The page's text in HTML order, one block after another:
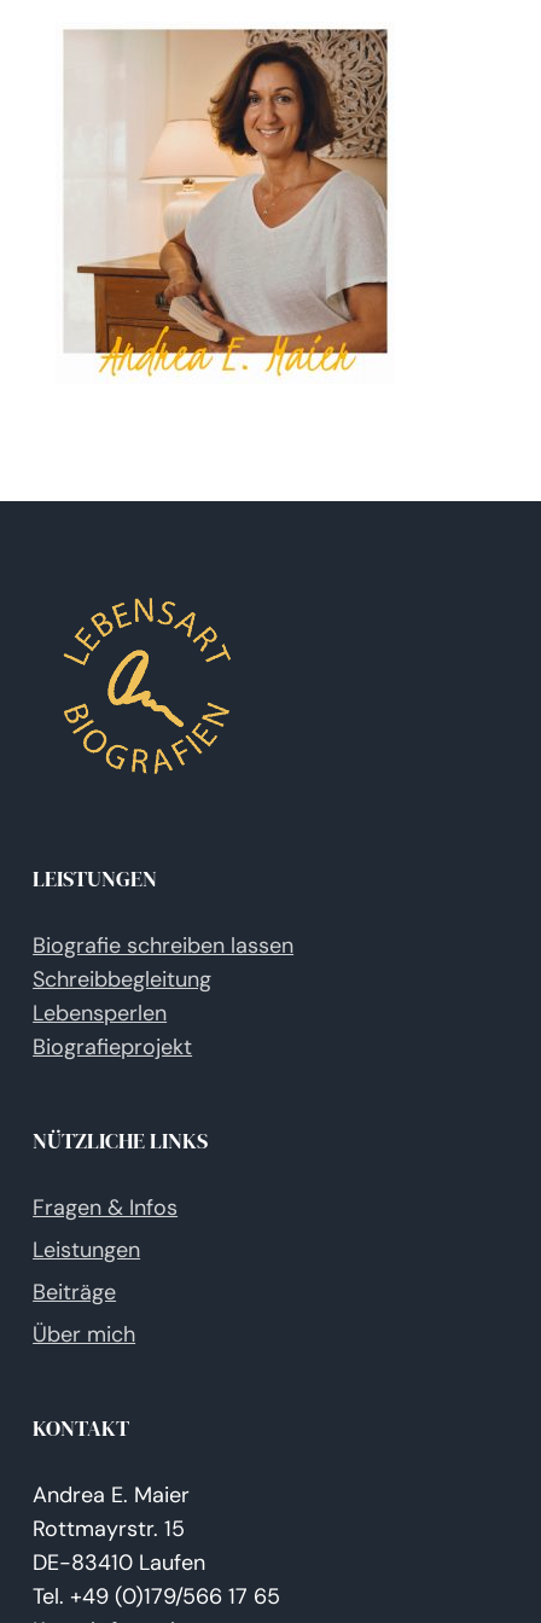
LEISTUNGEN
Biografie schreiben lassen
Schreibbegleitung
Lebensperlen
Biografieprojekt
NÜTZLICHE LINKS
Fragen & Infos
Leistungen
Beiträge
Über mich
KONTAKT
Andrea E. Maier
Rottmayrstr. 15
DE-83410 Laufen
Tel. +49 (0)179/566 17 65